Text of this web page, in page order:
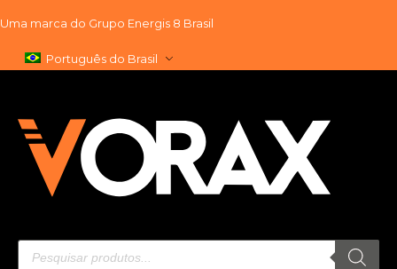
para
Uma marca do Grupo Energis 8 Brasil
Português do Brasil